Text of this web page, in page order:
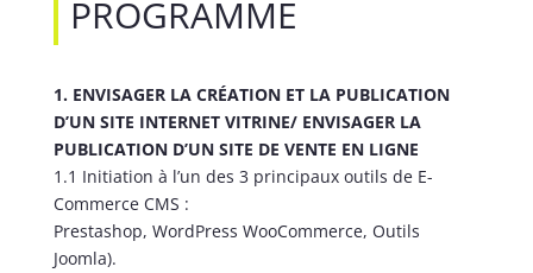
PROGRAMME
1. ENVISAGER LA CRÉATION ET LA PUBLICATION
D’UN SITE INTERNET VITRINE/ ENVISAGER LA
PUBLICATION D’UN SITE DE VENTE EN LIGNE
1.1 Initiation à l’un des 3 principaux outils de E-
Commerce CMS :
Prestashop, WordPress WooCommerce, Outils
Joomla).